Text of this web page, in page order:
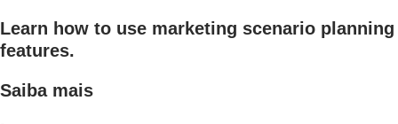
Learn how to use marketing scenario planning
features.
Saiba mais